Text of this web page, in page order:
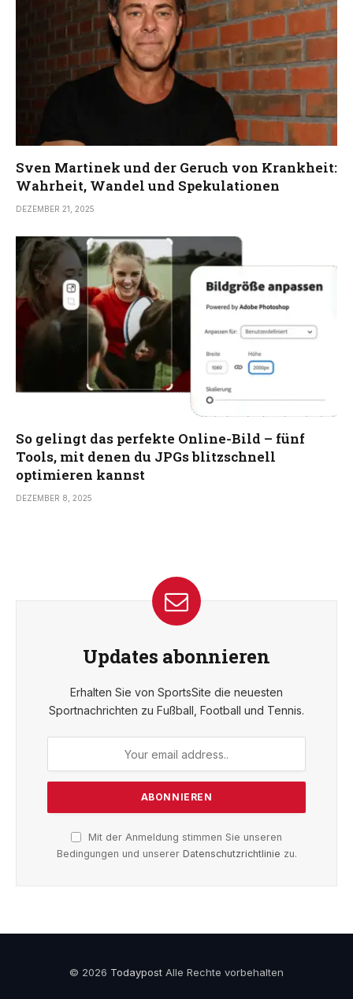
Sven Martinek und der Geruch von Krankheit:
Wahrheit, Wandel und Spekulationen
DEZEMBER 21, 2025
So gelingt das perfekte Online-Bild – fünf
Tools, mit denen du JPGs blitzschnell
optimieren kannst
DEZEMBER 8, 2025
Updates abonnieren
Erhalten Sie von SportsSite die neuesten
Sportnachrichten zu Fußball, Football und Tennis.
Mit der Anmeldung stimmen Sie unseren
Bedingungen und unserer Datenschutzrichtlinie zu.
© 2026 Todaypost Alle Rechte vorbehalten